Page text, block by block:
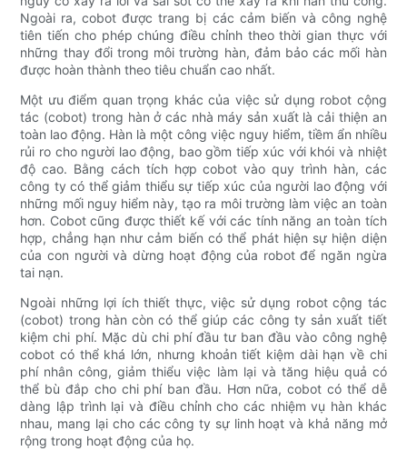
Ngoài ra, cobot được trang bị các cảm biến và công nghệ
tiên tiến cho phép chúng điều chỉnh theo thời gian thực với
những thay đổi trong môi trường hàn, đảm bảo các mối hàn
được hoàn thành theo tiêu chuẩn cao nhất.
Một ưu điểm quan trọng khác của việc sử dụng robot cộng
tác (cobot) trong hàn ở các nhà máy sản xuất là cải thiện an
toàn lao động. Hàn là một công việc nguy hiểm, tiềm ẩn nhiều
rủi ro cho người lao động, bao gồm tiếp xúc với khói và nhiệt
độ cao. Bằng cách tích hợp cobot vào quy trình hàn, các
công ty có thể giảm thiểu sự tiếp xúc của người lao động với
những mối nguy hiểm này, tạo ra môi trường làm việc an toàn
hơn. Cobot cũng được thiết kế với các tính năng an toàn tích
hợp, chẳng hạn như cảm biến có thể phát hiện sự hiện diện
của con người và dừng hoạt động của robot để ngăn ngừa
tai nạn.
Ngoài những lợi ích thiết thực, việc sử dụng robot cộng tác
(cobot) trong hàn còn có thể giúp các công ty sản xuất tiết
kiệm chi phí. Mặc dù chi phí đầu tư ban đầu vào công nghệ
cobot có thể khá lớn, nhưng khoản tiết kiệm dài hạn về chi
phí nhân công, giảm thiểu việc làm lại và tăng hiệu quả có
thể bù đắp cho chi phí ban đầu. Hơn nữa, cobot có thể dễ
dàng lập trình lại và điều chỉnh cho các nhiệm vụ hàn khác
nhau, mang lại cho các công ty sự linh hoạt và khả năng mở
rộng trong hoạt động của họ.